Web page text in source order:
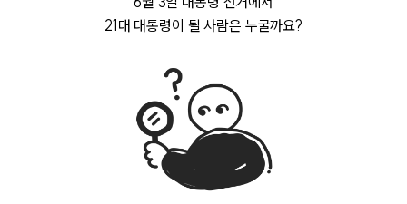
21대 대통령이 될 사람은 누굴까요?